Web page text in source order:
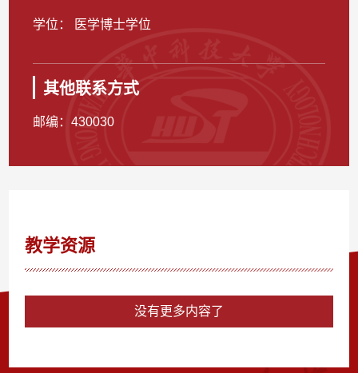
学位： 医学博士学位
其他联系方式
邮编：430030
教学资源
没有更多内容了